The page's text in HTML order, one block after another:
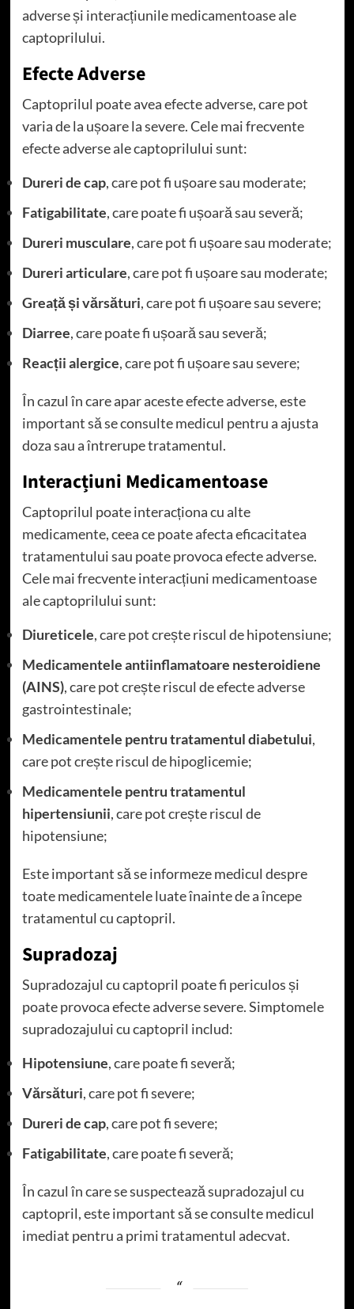
adverse și interacțiunile medicamentoase ale
captoprilului.
Efecte Adverse
Captoprilul poate avea efecte adverse, care pot
varia de la ușoare la severe. Cele mai frecvente
efecte adverse ale captoprilului sunt:
Dureri de cap, care pot fi ușoare sau moderate;
Fatigabilitate, care poate fi ușoară sau severă;
Dureri musculare, care pot fi ușoare sau moderate;
Dureri articulare, care pot fi ușoare sau moderate;
Greață și vărsături, care pot fi ușoare sau severe;
Diarree, care poate fi ușoară sau severă;
Reacții alergice, care pot fi ușoare sau severe;
În cazul în care apar aceste efecte adverse, este
important să se consulte medicul pentru a ajusta
doza sau a întrerupe tratamentul.
Interacțiuni Medicamentoase
Captoprilul poate interacționa cu alte
medicamente, ceea ce poate afecta eficacitatea
tratamentului sau poate provoca efecte adverse.
Cele mai frecvente interacțiuni medicamentoase
ale captoprilului sunt:
Diureticele, care pot crește riscul de hipotensiune;
Medicamentele antiinflamatoare nesteroidiene
(AINS), care pot crește riscul de efecte adverse
gastrointestinale;
Medicamentele pentru tratamentul diabetului,
care pot crește riscul de hipoglicemie;
Medicamentele pentru tratamentul
hipertensiunii, care pot crește riscul de
hipotensiune;
Este important să se informeze medicul despre
toate medicamentele luate înainte de a începe
tratamentul cu captopril.
Supradozaj
Supradozajul cu captopril poate fi periculos și
poate provoca efecte adverse severe. Simptomele
supradozajului cu captopril includ:
Hipotensiune, care poate fi severă;
Vărsături, care pot fi severe;
Dureri de cap, care pot fi severe;
Fatigabilitate, care poate fi severă;
În cazul în care se suspectează supradozajul cu
captopril, este important să se consulte medicul
imediat pentru a primi tratamentul adecvat.